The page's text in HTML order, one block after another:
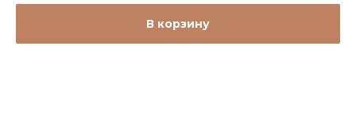
В корзину